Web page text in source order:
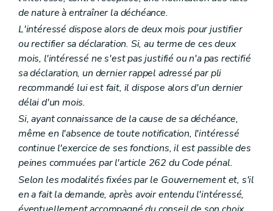
Art. L2212-6
Art. L2212-7
Art. L2212-8
Art. L2212-9
Sous-section 2 Réunions et délibérations du conseil provincial
Art. L2212-10
Art. L2212-11
Art. L2212-12
Art. L2212-14
Art. L2212-15
Art. L2212-16
Art. L2212-17
Art. L2212-18
Art. L2212-19
Art. L2212-20
Art. L2212-21
Art. L2212-22
de nature à entraîner la déchéance.
L'intéressé dispose alors de deux mois pour justifier
ou rectifier sa déclaration. Si, au terme de ces deux
mois, l'intéressé ne s'est pas justifié ou n'a pas rectifié
sa déclaration, un dernier rappel adressé par pli
recommandé lui est fait, il dispose alors d'un dernier
délai d'un mois.
Si, ayant connaissance de la cause de sa déchéance,
même en l'absence de toute notification, l'intéressé
continue l'exercice de ses fonctions, il est passible des
peines commuées par l'article 262 du Code pénal.
Selon les modalités fixées par le Gouvernement et, s'il
en a fait la demande, après avoir entendu l'intéressé,